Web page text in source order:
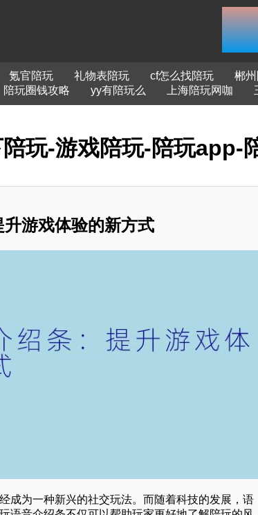
氪官陪玩 礼物表陪玩 cf怎么找陪玩 郴
陪玩圈钱攻略 yy有陪玩么 上海陪玩网咖
玩-游戏陪玩-陪玩app-
游戏体验的新方式
成为一种新兴的社交玩法。而随着科技的发展，语